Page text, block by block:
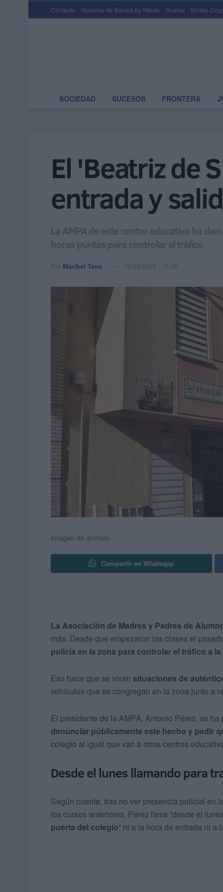
Contacto Horarios de Barcos by Kikoto Vuelos Sorteo
SOCIEDAD SUCESOS FRONTERA
El 'Beatriz de
entrada y
La AMPA de este centro educativo ha
horas puntas para controlar el tráfico
Por Maribel Tena 12/09/2025 - 19:30
Imagen de archivo
Compartir en Whatsapp
La Asociación de Madres y Padres de
más. Desde que empezaron las clases el
policía en la zona para controlar el tráfico a
Eso hace que se vivan situaciones de
vehículos que se congregan en la zona junto a
El presidente de la AMPA, Antonio Pérez, se
denunciar públicamente este hecho y pedir
colegio al igual que van a otros centros
Desde el lunes llamando para
Según cuenta, tras no ver presencia policial en
los cursos anteriores, Pérez lleva “desde el
puerta del colegio” ni a la hora de entrada ni a